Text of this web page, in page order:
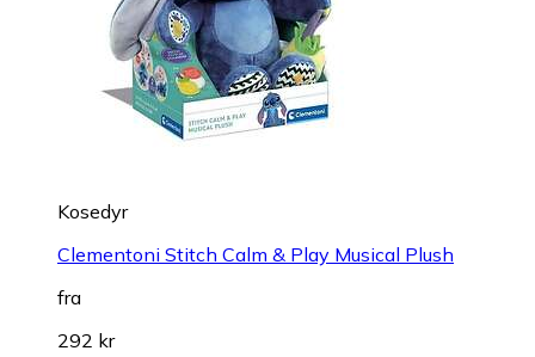
Kosedyr
Clementoni Stitch Calm & Play Musical Plush
fra
292 kr